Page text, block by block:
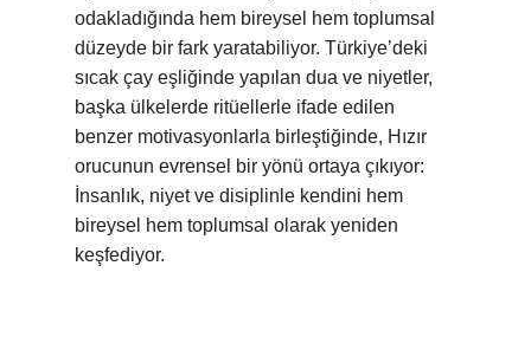
odakladığında hem bireysel hem toplumsal
düzeyde bir fark yaratabiliyor. Türkiye’deki
sıcak çay eşliğinde yapılan dua ve niyetler,
başka ülkelerde ritüellerle ifade edilen
benzer motivasyonlarla birleştiğinde, Hızır
orucunun evrensel bir yönü ortaya çıkıyor:
İnsanlık, niyet ve disiplinle kendini hem
bireysel hem toplumsal olarak yeniden
keşfediyor.